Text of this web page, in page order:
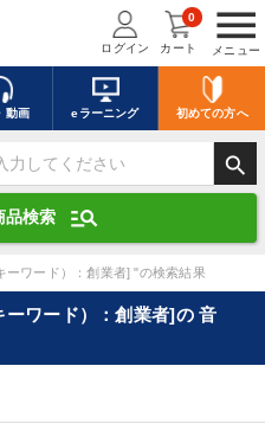
menu
メニュー
ログイン カート
0
動画 eラーニング 初めての方へ
search
品検索 manage_search
表示する
件で検索
タイトル）からお探しいただけ
ーワード）：創業者] "の検索結果
ワード）：創業者]の 音